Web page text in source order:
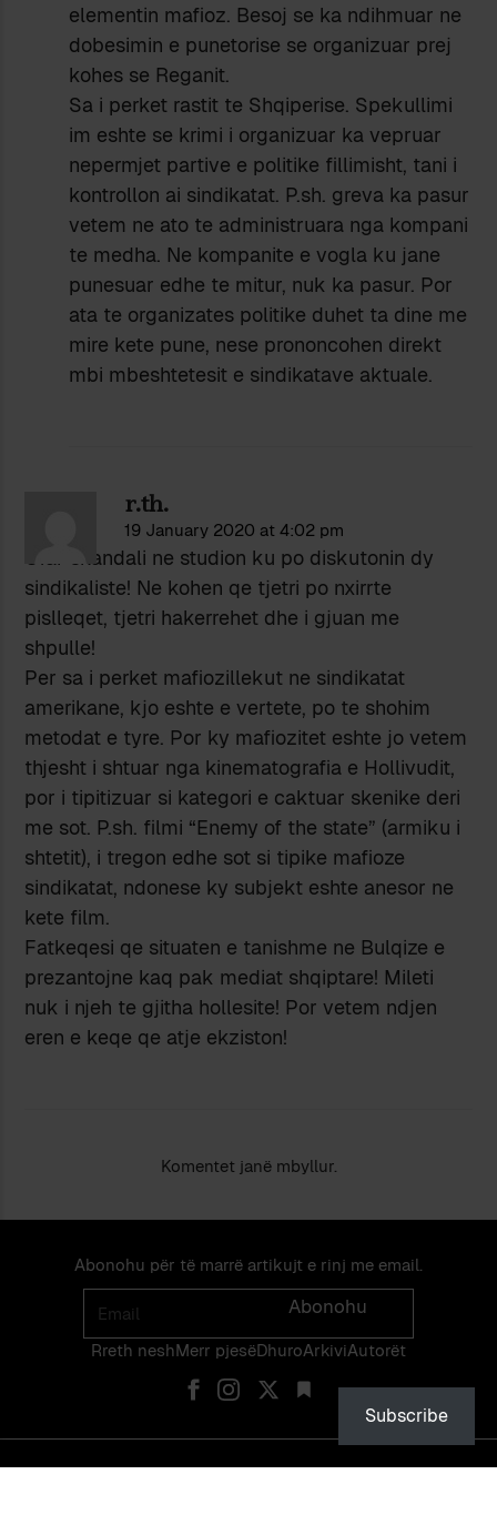
elementin mafioz. Besoj se ka ndihmuar ne
dobesimin e punetorise se organizuar prej
kohes se Reganit.
Sa i perket rastit te Shqiperise. Spekullimi
im eshte se krimi i organizuar ka vepruar
nepermjet partive e politike fillimisht, tani i
kontrollon ai sindikatat. P.sh. greva ka pasur
vetem ne ato te administruara nga kompani
te medha. Ne kompanite e vogla ku jane
punesuar edhe te mitur, nuk ka pasur. Por
ata te organizates politike duhet ta dine me
mire kete pune, nese prononcohen direkt
mbi mbeshtetesit e sindikatave aktuale.
r.th.
19 January 2020 at 4:02 pm
Cfar skandali ne studion ku po diskutonin dy
sindikaliste! Ne kohen qe tjetri po nxirrte
pislleqet, tjetri hakerrehet dhe i gjuan me
shpulle!
Per sa i perket mafiozillekut ne sindikatat
amerikane, kjo eshte e vertete, po te shohim
metodat e tyre. Por ky mafiozitet eshte jo vetem
thjesht i shtuar nga kinematografia e Hollivudit,
por i tipitizuar si kategori e caktuar skenike deri
me sot. P.sh. filmi “Enemy of the state” (armiku i
shtetit), i tregon edhe sot si tipike mafioze
sindikatat, ndonese ky subjekt eshte anesor ne
kete film.
Fatkeqesi qe situaten e tanishme ne Bulqize e
prezantojne kaq pak mediat shqiptare! Mileti
nuk i njeh te gjitha hollesite! Por vetem ndjen
eren e keqe qe atje ekziston!
Komentet janë mbyllur.
Abonohu për të marrë artikujt e rinj me email.
Email
Abonohu
Rreth neshMerr pjes​​ë​DhuroArkiviAutorët
Subscribe